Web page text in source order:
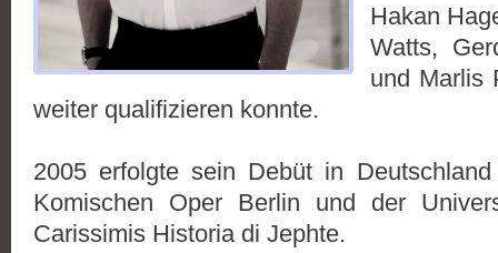
Hakan
Watts,
und Marlis
weiter qualifizieren konnte.
2005 erfolgte sein Debüt in
Komischen Oper Berlin und der
Carissimis Historia di Jephte.